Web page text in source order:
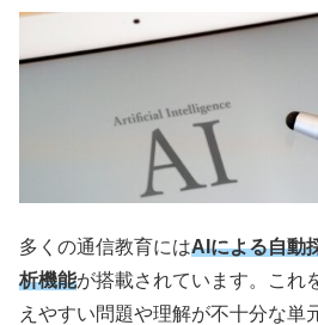
多くの通信教育にはAIによる自動
析機能が搭載されています。これ
えやすい問題や理解が不十分な単